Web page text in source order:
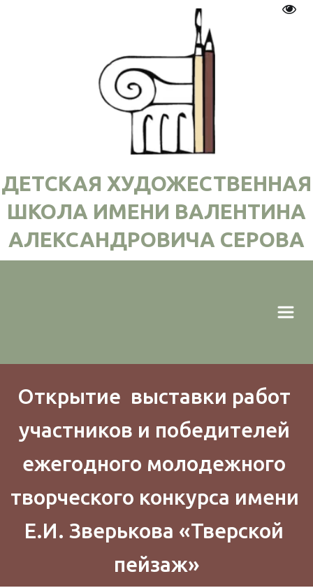
ДЕТСКАЯ ХУДОЖЕСТВЕННАЯ
ШКОЛА ИМЕНИ ВАЛЕНТИНА
АЛЕКСАНДРОВИЧА СЕРОВА
Открытие  выставки работ
участников и победителей
ежегодного молодежного
творческого конкурса имени
Е.И. Зверькова «Тверской
пейзаж»